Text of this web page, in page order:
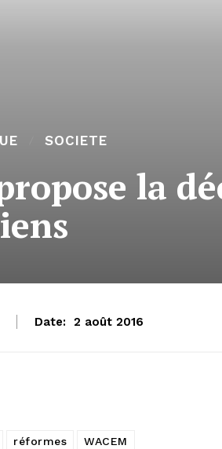
SOCIETE
la
Date: 2 août 2016
réformes WACEM